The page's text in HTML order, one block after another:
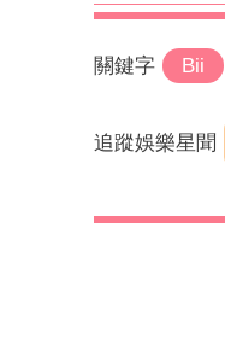
關鍵字 Bii
追蹤娛樂星聞